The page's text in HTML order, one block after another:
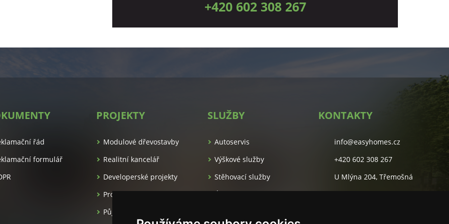
+420 602 308 267
řád
formulář
PROJEKTY
Modulové dřevostavby
Realitní kancelář
Developerské projekty
Pronájem apartmánů
Půjčovna luxusních aut
SLUŽBY
Autoservis
Výškové služby
Stěhovací služby
Úklidové služby
KONTAKTY
info@easyhomes.cz
+420 602 308 267
U Mlýna 204, Třemošná
Studentská 55A, Plzeň